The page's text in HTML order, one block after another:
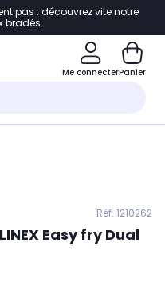
page
pas : découvrez vite notre
bradés.
Me connecterPanier
Réf. 1210262
Easy fry Dual